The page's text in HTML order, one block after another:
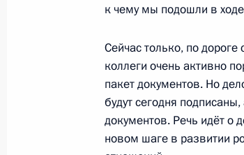
Посещение
имени А.С.Пушкина
к чему мы подошли в
Сейчас только, по
коллеги очень активно
пакет документов. Но
будут сегодня
документов. Речь идёт о
новом шаге в развитии